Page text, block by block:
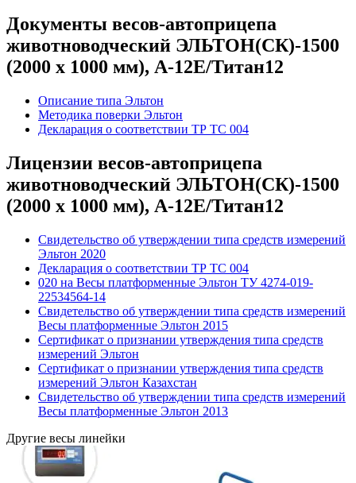
Документы весов-автоприцепа
животноводческий ЭЛЬТОН(СК)-1500
(2000 х 1000 мм), А-12Е/Титан12
Описание типа Эльтон
Методика поверки Эльтон
Декларация о соответствии ТР ТС 004
Лицензии весов-автоприцепа
животноводческий ЭЛЬТОН(СК)-1500
(2000 х 1000 мм), А-12Е/Титан12
Свидетельство об утверждении типа средств измерений
Эльтон 2020
Декларация о соответствии ТР ТС 004
020 на Весы платформенные Эльтон ТУ 4274-019-
22534564-14
Свидетельство об утверждении типа средств измерений
Весы платформенные Эльтон 2015
Сертификат о признании утверждения типа средств
измерений Эльтон
Сертификат о признании утверждения типа средств
измерений Эльтон Казахстан
Свидетельство об утверждении типа средств измерений
Весы платформенные Эльтон 2013
Другие весы линейки